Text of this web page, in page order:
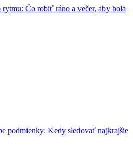
Čo robiť ráno a večer, aby bola
podmienky: Kedy sledovať najkrajšie